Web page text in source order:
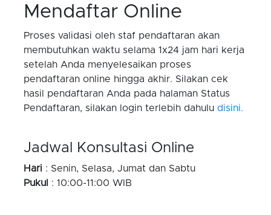
Mendaftar Online
Proses validasi oleh staf pendaftaran akan
membutuhkan waktu selama 1x24 jam hari kerja
setelah Anda menyelesaikan proses
pendaftaran online hingga akhir. Silakan cek
hasil pendaftaran Anda pada halaman Status
Pendaftaran, silakan login terlebih dahulu disini.
Jadwal Konsultasi Online
Hari : Senin, Selasa, Jumat dan Sabtu
Pukul
: 10:00-11:00 WIB